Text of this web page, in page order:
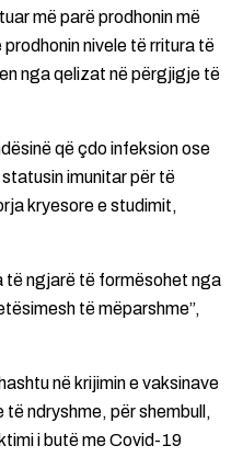
më parë prodhonin më
nivele të rritura të
nga qelizat në përgjigje të
që çdo infeksion ose
imunitar për të
kryesore e studimit,
të ngjarë të formësohet nga
të mëparshme”,
në krijimin e vaksinave
ndryshme, për shembull,
i butë me Covid-19